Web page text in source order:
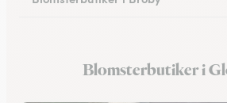
Blomsterbutiker i Bunkeflostrand
Blomsterbutiker i